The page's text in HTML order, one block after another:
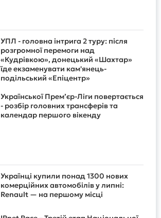
УПЛ - головна інтрига 2 туру: після
розгромної перемоги над
«Кудрівкою», донецький «Шахтар»
їде екзаменувати кам'янець-
подільський «Епіцентр»
Української Прем’єр-Ліги повертається
- розбір головних трансферів та
календар першого вікенду
Українці купили понад 1300 нових
комерційних автомобілів у липні:
Renault — на першому місці